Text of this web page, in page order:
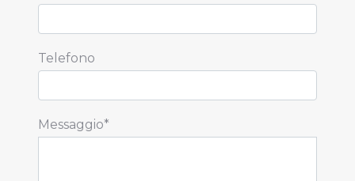
Telefono
Messaggio*